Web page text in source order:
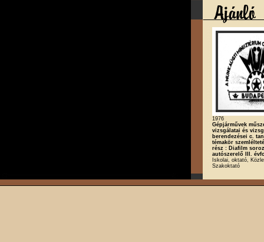
1976
Gépjárművek
vizsgálatai és
berendezései c.
témakör
rész : Diafilm
autószerelő III.
Iskolai, oktató,
Szakoktató